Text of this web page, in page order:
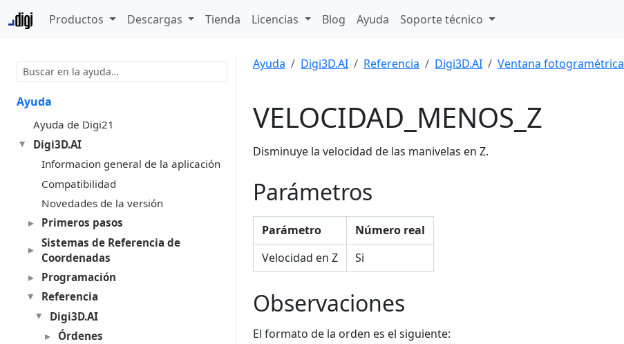
Productos Descargas Tienda Licencias Blog Ayuda Soporte técnico
Ayuda
Ayuda de Digi21
Digi3D.AI
Informacion general de la aplicación
Compatibilidad
Novedades de la versión
Primeros pasos
Sistemas de Referencia de
Coordenadas
Programación
Referencia
Digi3D.AI
Órdenes
Ayuda Digi3D.AI Referencia Digi3D.AI Ventana fotogramétrica
VELOCIDAD_MENOS_Z
Disminuye la velocidad de las manivelas en Z.
Parámetros
Parámetro
Número real
Velocidad en Z
Si
Observaciones
El formato de la orden es el siguiente: